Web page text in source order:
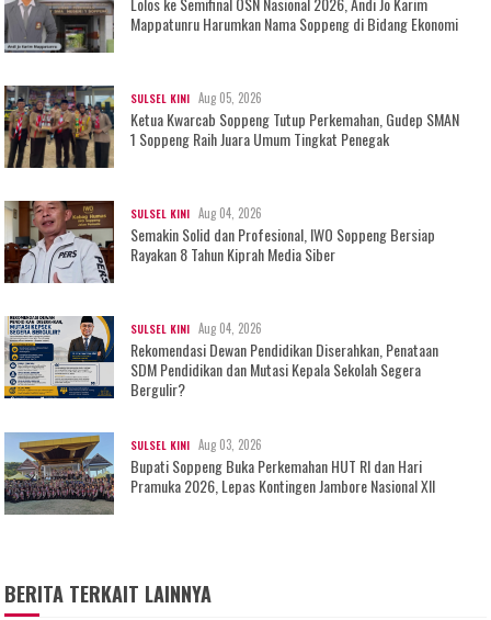
Mappatunru Harumkan Nama Soppeng di Bidang Ekonomi
SULSEL KINI Aug 05, 2026
Ketua Kwarcab Soppeng Tutup Perkemahan, Gudep SMAN
1 Soppeng Raih Juara Umum Tingkat Penegak
SULSEL KINI Aug 04, 2026
Semakin Solid dan Profesional, IWO Soppeng Bersiap
Rayakan 8 Tahun Kiprah Media Siber
SULSEL KINI Aug 04, 2026
Rekomendasi Dewan Pendidikan Diserahkan, Penataan
SDM Pendidikan dan Mutasi Kepala Sekolah Segera
Bergulir?
SULSEL KINI Aug 03, 2026
Bupati Soppeng Buka Perkemahan HUT RI dan Hari
Pramuka 2026, Lepas Kontingen Jambore Nasional XII
BERITA TERKAIT LAINNYA